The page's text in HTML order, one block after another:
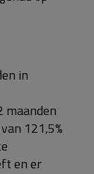
in
maanden
121,5%
en er